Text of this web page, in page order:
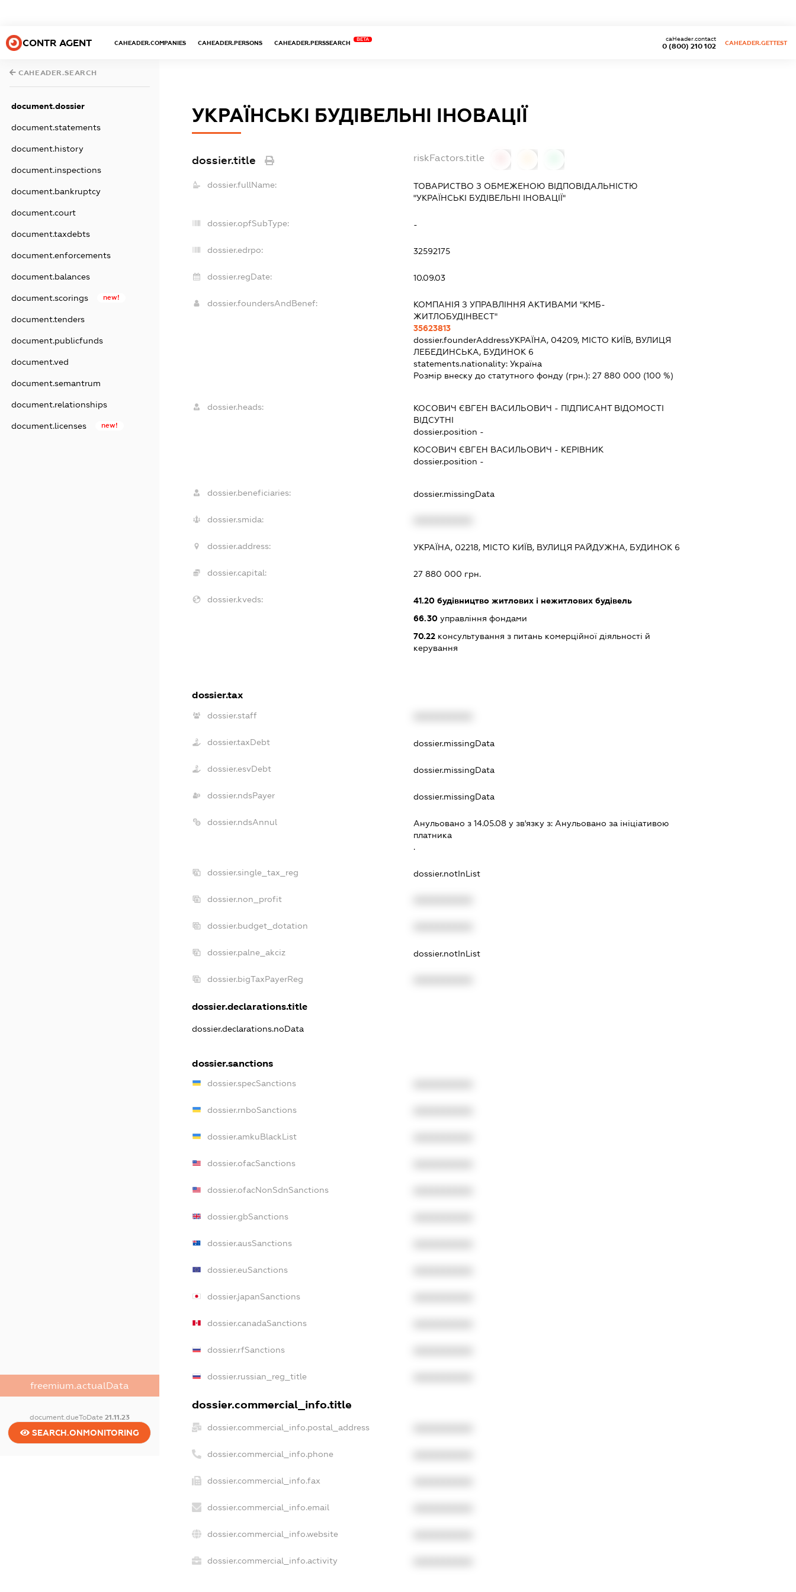
CONTR AGENT CAHEADER.COMPANIES CAHEADER.PERSONS CAHEADER.PERSSEARCH
BETA
0 (800) 210 102
caHeader.contact
CAHEADER.GETTEST
CAHEADER.SEARCH
document.dossier
document.statements
document.history
document.inspections
document.bankruptcy
document.court
document.taxdebts
document.enforcements
document.balances
document.scorings new!
document.tenders
document.publicfunds
document.ved
document.semantrum
document.relationships
document.licenses new!
freemium.actualData
document.dueToDate 21.11.23
SEARCH.ONMONITORING
УКРАЇНСЬКІ БУДІВЕЛЬНІ ІНОВАЦІЇ
dossier.title riskFactors.title
dossier.fullName:
ТОВАРИСТВО З ОБМЕЖЕНОЮ ВІДПОВІДАЛЬНІСТЮ
"УКРАЇНСЬКІ БУДІВЕЛЬНІ ІНОВАЦІЇ"
dossier.opfSubType: -
dossier.edrpo: 32592175
dossier.regDate: 10.09.03
dossier.foundersAndBenef:
КОМПАНІЯ З УПРАВЛІННЯ АКТИВАМИ "КМБ-
ЖИТЛОБУДІНВЕСТ"
35623813
dossier.founderAddressУКРАЇНА, 04209, МІСТО КИЇВ, ВУЛИЦЯ
ЛЕБЕДИНСЬКА, БУДИНОК 6
statements.nationality: Україна
Розмір внеску до статутного фонду (грн.): 27 880 000 (100 %)
dossier.heads: КОСОВИЧ ЄВГЕН ВАСИЛЬОВИЧ - ПІДПИСАНТВІДОМОСТІ
ВІДСУТНІ
dossier.position -
КОСОВИЧ ЄВГЕН ВАСИЛЬОВИЧ - КЕРІВНИК
dossier.position -
dossier.beneficiaries: dossier.missingData
dossier.smida:
dossier.address: УКРАЇНА, 02218, МІСТО КИЇВ, ВУЛИЦЯ РАЙДУЖНА, БУДИНОК 6
dossier.capital: 27 880 000 грн.
dossier.kveds: 41.20будівництво житлових і нежитлових будівель
66.30управління фондами
70.22консультування з питань комерційної діяльності й
керування
dossier.tax
dossier.staff
dossier.taxDebt dossier.missingData
dossier.esvDebt dossier.missingData
dossier.ndsPayer dossier.missingData
dossier.ndsAnnul Анульовано з 14.05.08 у зв'язку з: Анульовано за iнiцiативою
платника
.
dossier.single_tax_reg dossier.notInList
dossier.non_profit
dossier.budget_dotation
dossier.palne_akciz dossier.notInList
dossier.bigTaxPayerReg
dossier.declarations.title
dossier.declarations.noData
dossier.sanctions
dossier.specSanctions
dossier.rnboSanctions
dossier.amkuBlackList
dossier.ofacSanctions
dossier.ofacNonSdnSanctions
dossier.gbSanctions
dossier.ausSanctions
dossier.euSanctions
dossier.japanSanctions
dossier.canadaSanctions
dossier.rfSanctions
dossier.russian_reg_title
dossier.commercial_info.title
dossier.commercial_info.postal_address
dossier.commercial_info.phone
dossier.commercial_info.fax
dossier.commercial_info.email
dossier.commercial_info.website
dossier.commercial_info.activity